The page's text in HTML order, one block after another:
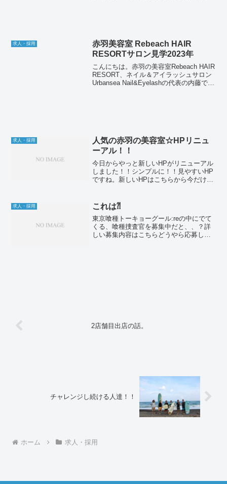
こんにちは。赤羽の美容室Rebeach HAIR
RESORT、ネイル＆アイラッシュサロン
Urbansea Nail&Eyelashの代表の内藤で
す。2023年5月にサロン見学会を弊社で行
う事となりました。2024年度の卒業予定
の美容学生...
今日からやっと新しいHPがリニューアル
しました！！シンプルに！！見やすいHP
得な情報もあるかも！？
これは⁈
くる、喰種捜査官を募集中だと、、？詳
しい募集内容はこちらどうやら応募して
選ばれた抽選者の中から実際の東京喰種
の捜査官として登場するらしいです！こ
れはファンにはたまらない！？